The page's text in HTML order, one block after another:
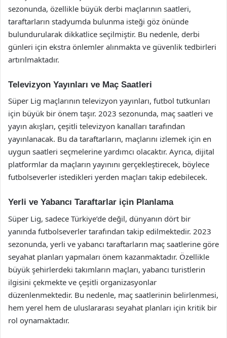
sezonunda, özellikle büyük derbi maçlarının saatleri,
taraftarların stadyumda bulunma isteği göz önünde
bulundurularak dikkatlice seçilmiştir. Bu nedenle, derbi
günleri için ekstra önlemler alınmakta ve güvenlik tedbirleri
artırılmaktadır.
Televizyon Yayınları ve Maç Saatleri
Süper Lig maçlarının televizyon yayınları, futbol tutkunları
için büyük bir önem taşır. 2023 sezonunda, maç saatleri ve
yayın akışları, çeşitli televizyon kanalları tarafından
yayınlanacak. Bu da taraftarların, maçlarını izlemek için en
uygun saatleri seçmelerine yardımcı olacaktır. Ayrıca, dijital
platformlar da maçların yayınını gerçekleştirecek, böylece
futbolseverler istedikleri yerden maçları takip edebilecek.
Yerli ve Yabancı Taraftarlar için Planlama
Süper Lig, sadece Türkiye’de değil, dünyanın dört bir
yanında futbolseverler tarafından takip edilmektedir. 2023
sezonunda, yerli ve yabancı taraftarların maç saatlerine göre
seyahat planları yapmaları önem kazanmaktadır. Özellikle
büyük şehirlerdeki takımların maçları, yabancı turistlerin
ilgisini çekmekte ve çeşitli organizasyonlar
düzenlenmektedir. Bu nedenle, maç saatlerinin belirlenmesi,
hem yerel hem de uluslararası seyahat planları için kritik bir
rol oynamaktadır.